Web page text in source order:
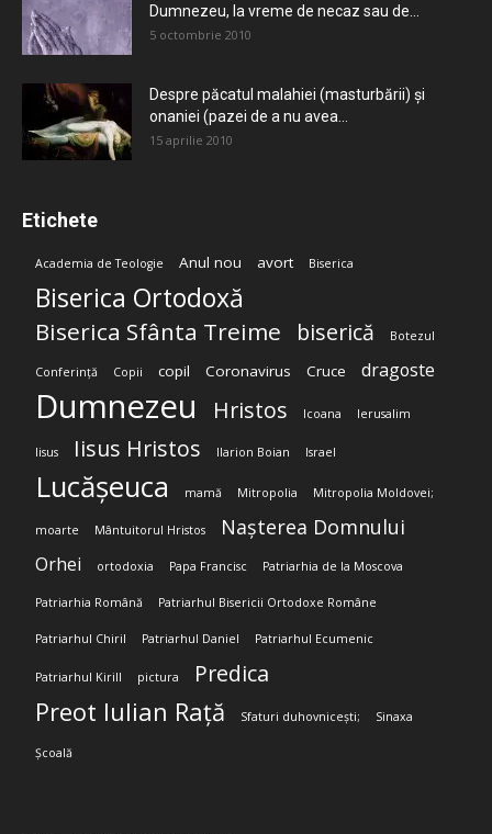
Dumnezeu, la vreme de necaz sau de...
5 octombrie 2010
Despre păcatul malahiei (masturbării) şi
onaniei (pazei de a nu avea...
15 aprilie 2010
Etichete
Academia de Teologie Anul nou avort Biserica
Biserica Ortodoxă
Biserica Sfânta Treime biserică Botezul
Conferință Copii copil Coronavirus Cruce dragoste
Dumnezeu Hristos Icoana Ierusalim
Iisus Iisus Hristos Ilarion Boian Israel
Lucășeuca mamă Mitropolia Mitropolia Moldovei;
moarte Mântuitorul Hristos Nașterea Domnului
Orhei ortodoxia Papa Francisc Patriarhia de la Moscova
Patriarhia Română Patriarhul Bisericii Ortodoxe Române
Patriarhul Chiril Patriarhul Daniel Patriarhul Ecumenic
Patriarhul Kirill pictura Predica
Preot Iulian Rață Sfaturi duhovnicești; Sinaxa
Școală